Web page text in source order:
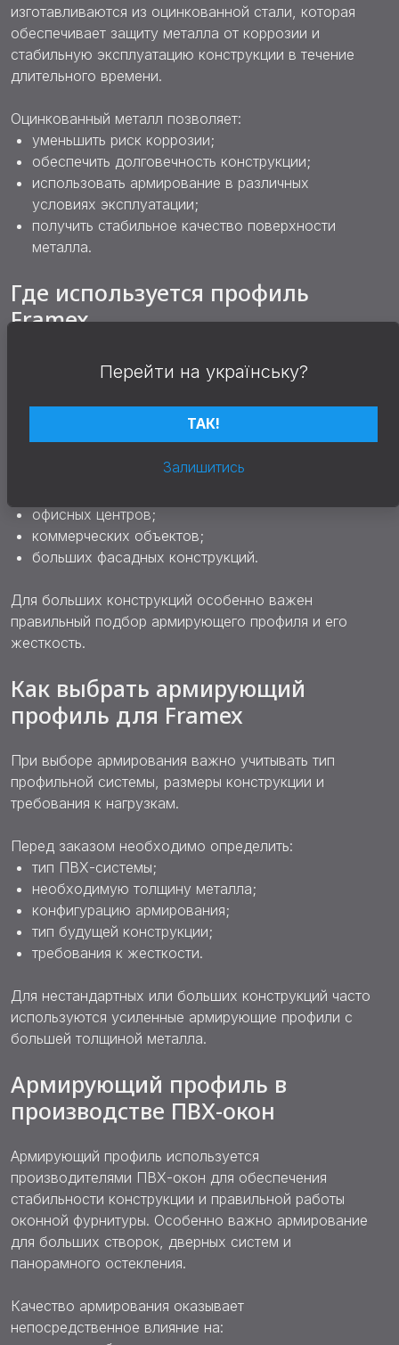
изготавливаются из оцинкованной стали, которая
обеспечивает защиту металла от коррозии и
стабильную эксплуатацию конструкции в течение
длительного времени.
Оцинкованный металл позволяет:
уменьшить риск коррозии;
обеспечить долговечность конструкции;
использовать армирование в различных
условиях эксплуатации;
получить стабильное качество поверхности
металла.
Где используется профиль
Framex
Профильные системы Framex используются в
жилом, коммерческом и промышленном
строительстве.
офисных центров;
коммерческих объектов;
больших фасадных конструкций.
Для больших конструкций особенно важен
правильный подбор армирующего профиля и его
жесткость.
Как выбрать армирующий
профиль для Framex
При выборе армирования важно учитывать тип
профильной системы, размеры конструкции и
требования к нагрузкам.
Перед заказом необходимо определить:
тип ПВХ-системы;
необходимую толщину металла;
конфигурацию армирования;
тип будущей конструкции;
требования к жесткости.
Для нестандартных или больших конструкций часто
используются усиленные армирующие профили с
большей толщиной металла.
Армирующий профиль в
производстве ПВХ-окон
Армирующий профиль используется
производителями ПВХ-окон для обеспечения
стабильности конструкции и правильной работы
оконной фурнитуры. Особенно важно армирование
для больших створок, дверных систем и
панорамного остекления.
Качество армирования оказывает
непосредственное влияние на:
Перейти на українську?
ТАК!
Залишитись